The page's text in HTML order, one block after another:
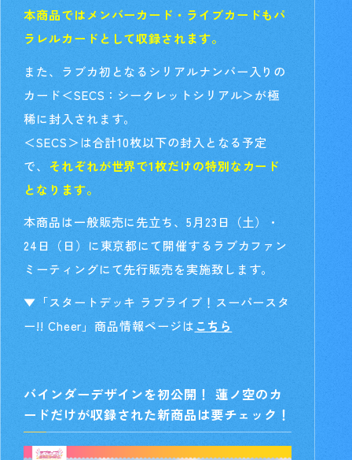
本商品ではメンバーカード・ライブカードもパ
ラレルカードとして収録されます。
また、ラブカ初となるシリアルナンバー入りの
カード＜SECS：シークレットシリアル＞が極
稀に封入されます。
＜SECS＞は合計10枚以下の封入となる予定
で、 それぞれが世界で1枚だけの特別なカード
となります。
本商品は一般販売に先立ち、5月23日（土）・
24日（日）に東京都にて開催するラブカファン
ミーティングにて先行販売を実施致します。
▼「スタートデッキ ラブライブ！スーパースタ
ー!! Cheer」商品情報ページはこちら
バインダーデザインを初公開！ 蓮ノ空のカ
ードだけが収録された新商品は要チェック！